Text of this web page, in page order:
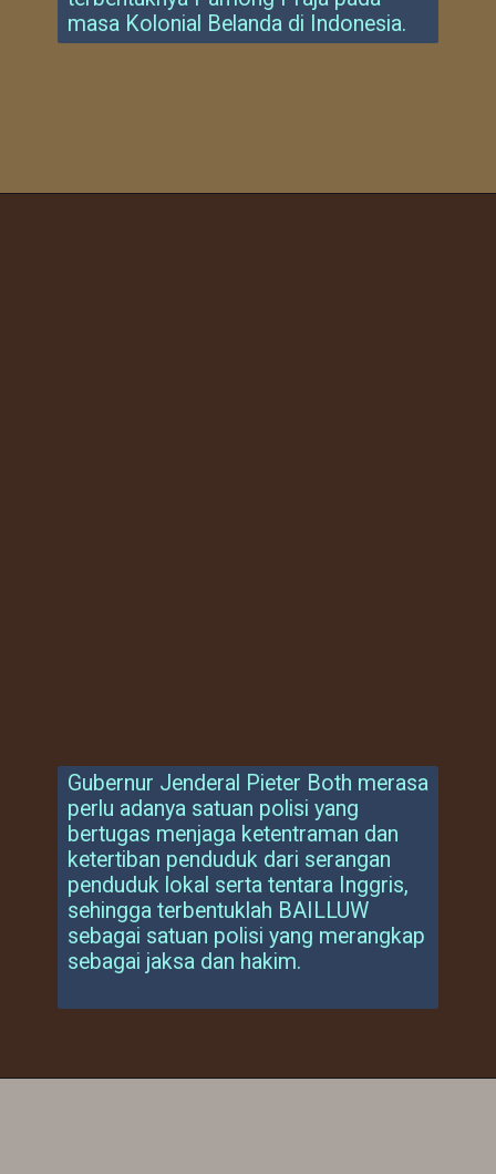
masa Kolonial Belanda di Indonesia.
Gubernur Jenderal Pieter Both merasa
perlu adanya satuan polisi yang
bertugas menjaga ketentraman dan
ketertiban penduduk dari serangan
penduduk lokal serta tentara Inggris,
sehingga terbentuklah BAILLUW
sebagai satuan polisi yang merangkap
sebagai jaksa dan hakim.